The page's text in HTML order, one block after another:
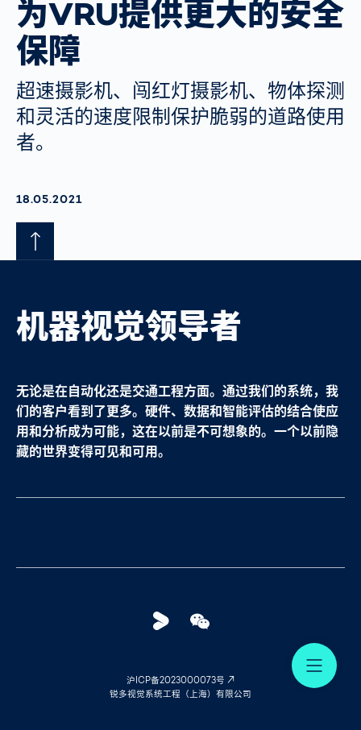
为VRU提供更大的安全
保障
超速摄影机、闯红灯摄影机、物体探测
和灵活的速度限制保护脆弱的道路使用
者。
AKTUALISIERT AM:
18.05.2021
机器视觉领导者
无论是在自动化还是交通工程方面。通过我们的系统，我
们的客户看到了更多。硬件、数据和智能评估的结合使应
用和分析成为可能，这在以前是不可想象的。一个以前隐
藏的世界变得可见和可用。
Youku
沪ICP备2023000073号
锐多视觉系统工程（上海）有限公司